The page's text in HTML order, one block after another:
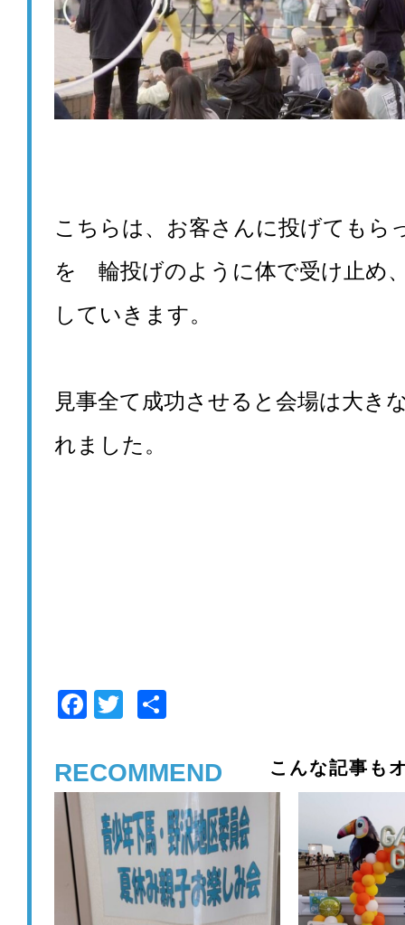
こちらは、お客さんに投げてもら
を 輪投げのように体で受け止め
していきます。
見事全て成功させると会場は大き
れました。
F
c
e
b
o
k
tt
er
RECOMMEND こんな記事も